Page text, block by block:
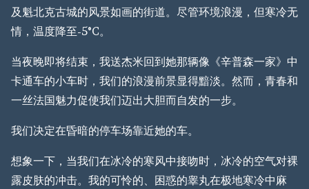
及魁北克古城的风景如画的街道。尽管环境浪漫，但寒冷无
情，温度降至-5°C。
当夜晚即将结束，我送杰米回到她那辆像《辛普森一家》中
卡通车的小车时，我们的浪漫前景显得黯淡。然而，青春和
一丝法国魅力促使我们迈出大胆而自发的一步。
我们决定在昏暗的停车场靠近她的车。
想象一下，当我们在冰冷的寒风中接吻时，冰冷的空气对裸
露皮肤的冲击。我的可怜的、困惑的睾丸在极地寒冷中麻